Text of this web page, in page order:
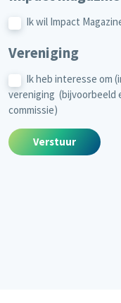
Ik wil Impact
Vereniging
Ik heb interesse om
vereniging
commissie)